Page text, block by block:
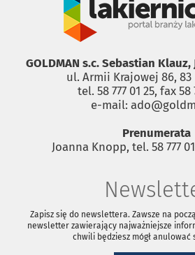
GOLDMAN s.c. Sebastian
ul. Armii Krajowej 86, 83
tel. 58 777 01 25, fax 58
e-mail:
Prenumerata
Joanna Knopp, tel. 58 777
Zapisz się do newslettera. Zawsze na
newsletter zawierający najważniejsze
chwili będziesz mógł anulować